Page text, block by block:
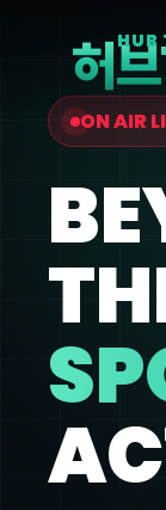
HUB
허
ON AIR